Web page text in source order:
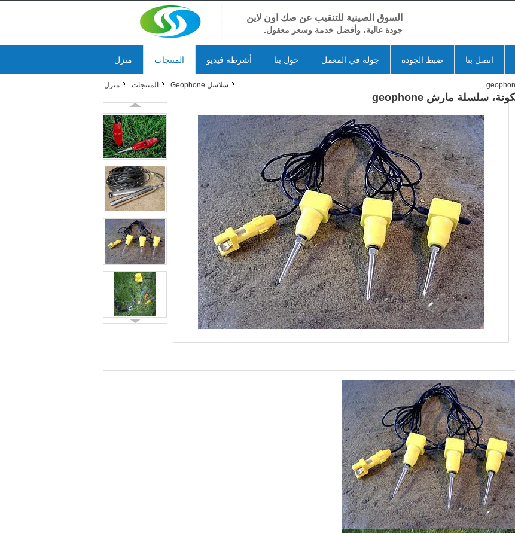
السوق الصينية للتنقيب عن صك اون لاين
جودة عالية، وأفضل خدمة وسعر معقول.
منزل المنتجات أشرطة فيديو حول بنا جولة في المعمل ضبط الجودة اتصل بنا
منزل المنتجات سلاسل Geophone